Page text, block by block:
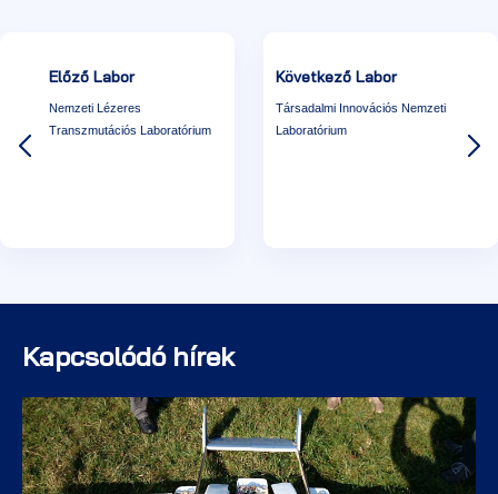
Előző Labor
Nemzeti Lézeres
Transzmutációs Laboratórium
Következő Labor
Társadalmi Innovációs Nemzeti
Laboratórium
Kapcsolódó hírek